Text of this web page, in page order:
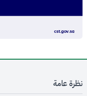
نظرة عامة